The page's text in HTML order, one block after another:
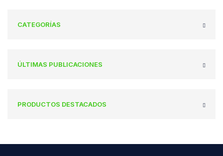
CATEGORÍAS
ÚLTIMAS PUBLICACIONES
PRODUCTOS DESTACADOS